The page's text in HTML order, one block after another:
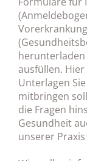
herunterladen
ausfüllen.
Unterlagen
mitbringen
die Fragen
Gesundheit
unserer